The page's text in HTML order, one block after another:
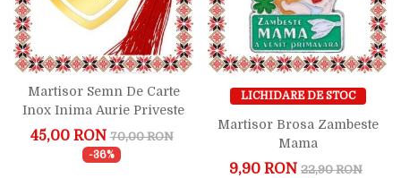
Martisor Semn De Carte
Inox Inima Aurie Priveste
Cerul
45,00 RON 70,00 RON
-36%
LICHIDARE DE STOC
Martisor Brosa Zambeste
Mama
9,90 RON 22,90 RON